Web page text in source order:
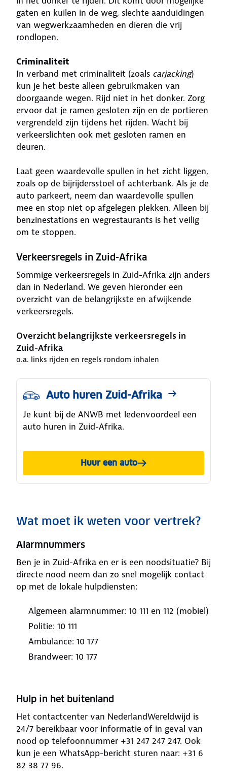
gaten en kuilen in de weg, slechte aanduidingen
van wegwerkzaamheden en dieren die vrij
rondlopen.
Criminaliteit
In verband met criminaliteit (zoals carjacking)
kun je het beste alleen gebruikmaken van
doorgaande wegen. Rijd niet in het donker. Zorg
ervoor dat je ramen gesloten zijn en de portieren
vergrendeld zijn tijdens het rijden. Wacht bij
verkeerslichten ook met gesloten ramen en
deuren.
Laat geen waardevolle spullen in het zicht liggen,
zoals op de bijrijdersstoel of achterbank. Als je de
auto parkeert, neem dan waardevolle spullen
mee en stop niet op afgelegen plekken. Alleen bij
benzinestations en wegrestaurants is het veilig
om te stoppen.
Verkeersregels in Zuid-Afrika
Sommige verkeersregels in Zuid-Afrika zijn anders
dan in Nederland. We geven hieronder een
overzicht van de belangrijkste en afwijkende
verkeersregels.
Overzicht belangrijkste verkeersregels in
Zuid-Afrika
o.a. links rijden en regels rondom inhalen
Auto huren Zuid-Afrika
Je kunt bij de ANWB met ledenvoordeel een
auto huren in Zuid-Afrika.
Huur een auto
Wat moet ik weten voor vertrek?
Alarmnummers
Ben je in Zuid-Afrika en er is een noodsituatie? Bij
directe nood neem dan zo snel mogelijk contact
op met de lokale hulpdiensten:
Algemeen alarmnummer: 10 111 en 112 (mobiel)
Politie: 10 111
Ambulance: 10 177
Brandweer: 10 177
Hulp in het buitenland
Het contactcenter van NederlandWereldwijd is
24/7 bereikbaar voor informatie of in geval van
nood op telefoonnummer +31 247 247 247. Ook
kun je een WhatsApp-bericht sturen naar: +31 6
82 38 77 96.